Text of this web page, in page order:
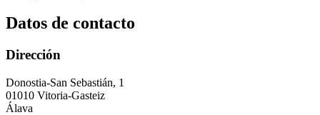
Datos de contacto
Dirección
Donostia-San Sebastián, 1
01010 Vitoria-Gasteiz
Álava